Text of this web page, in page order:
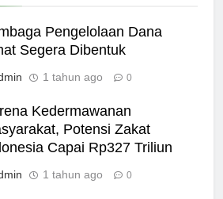
Pengelolaan Dana
Segera Dibentuk
1 tahun ago 0
Kedermawanan
Potensi Zakat
Capai Rp327 Triliun
1 tahun ago 0